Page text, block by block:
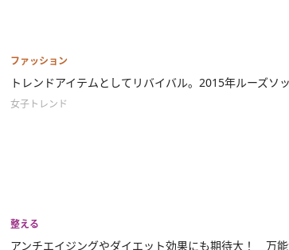
ファッション
トレンドアイテムとしてリバイバル。2015年ルーズソ
女子トレンド
整える
アンチエイジングやダイエット効果にも期待大！ 万